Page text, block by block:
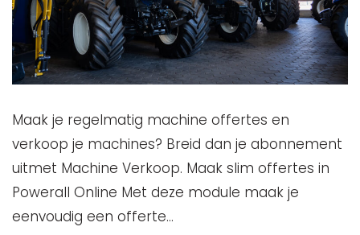
Maak je regelmatig machine offertes en
verkoop je machines? Breid dan je abonnement
uitmet Machine Verkoop. Maak slim offertes in
Powerall Online Met deze module maak je
eenvoudig een offerte…